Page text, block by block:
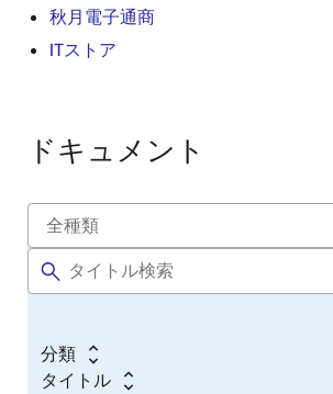
秋月電子通商
ITストア
ドキュメント
分類
タイトル